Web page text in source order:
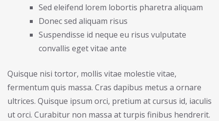
Sed eleifend lorem lobortis pharetra aliquam
Donec sed aliquam risus
Suspendisse id neque eu risus vulputate
convallis eget vitae ante
Quisque nisi tortor, mollis vitae molestie vitae,
fermentum quis massa. Cras dapibus metus a ornare
ultrices. Quisque ipsum orci, pretium at cursus id, iaculis
ut orci. Curabitur non massa at turpis finibus hendrerit.